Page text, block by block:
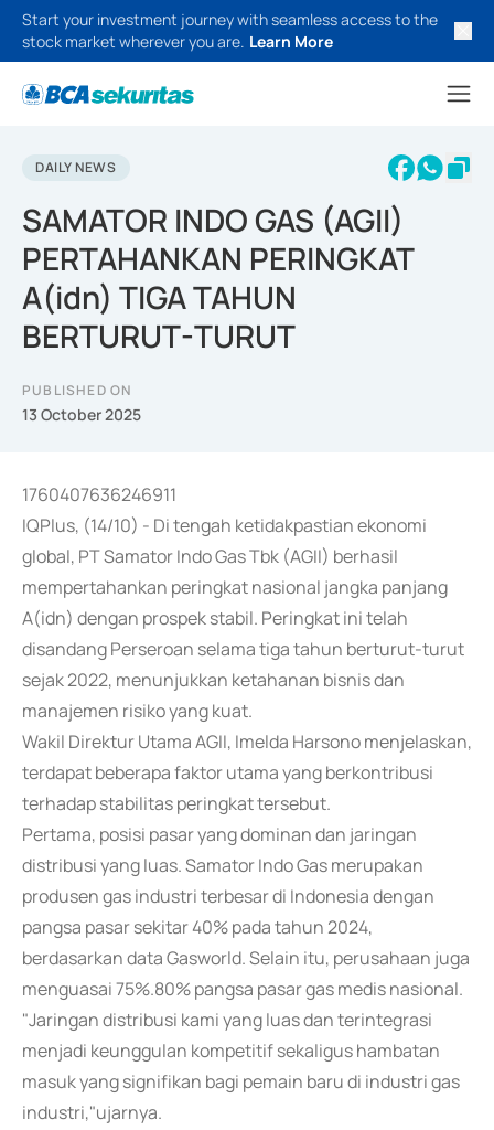
Start your investment journey with seamless access to the
stock market wherever you are. Learn More
DAILY NEWS
SAMATOR INDO GAS (AGII)
PERTAHANKAN PERINGKAT
A(idn) TIGA TAHUN
BERTURUT-TURUT
PUBLISHED ON
13 October 2025
1760407636246911
IQPlus, (14/10) - Di tengah ketidakpastian ekonomi
global, PT Samator Indo Gas Tbk (AGII) berhasil
mempertahankan peringkat nasional jangka panjang
A(idn) dengan prospek stabil. Peringkat ini telah
disandang Perseroan selama tiga tahun berturut-turut
sejak 2022, menunjukkan ketahanan bisnis dan
manajemen risiko yang kuat.
Wakil Direktur Utama AGII, Imelda Harsono menjelaskan,
terdapat beberapa faktor utama yang berkontribusi
terhadap stabilitas peringkat tersebut.
Pertama, posisi pasar yang dominan dan jaringan
distribusi yang luas. Samator Indo Gas merupakan
produsen gas industri terbesar di Indonesia dengan
pangsa pasar sekitar 40% pada tahun 2024,
berdasarkan data Gasworld. Selain itu, perusahaan juga
menguasai 75%.80% pangsa pasar gas medis nasional.
"Jaringan distribusi kami yang luas dan terintegrasi
menjadi keunggulan kompetitif sekaligus hambatan
masuk yang signifikan bagi pemain baru di industri gas
industri,"ujarnya.